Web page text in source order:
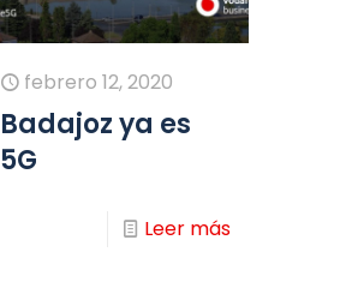
febrero 12, 2020
Badajoz ya es
5G
Leer más